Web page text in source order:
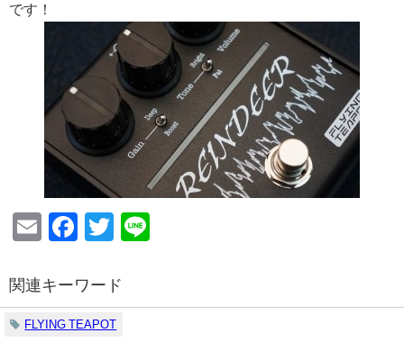
です！
EmailFacebook
Twitter
関連キーワード
FLYING TEAPOT